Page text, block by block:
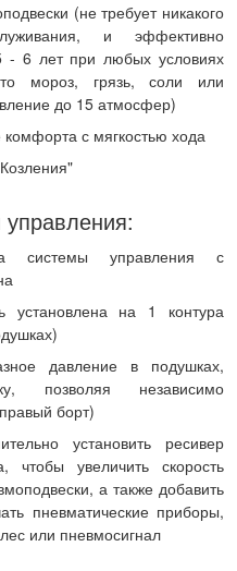
(не требует никакого
и эффективно
- 6 лет при любых условиях
то мороз, грязь, соли или
до 15 атмосфер)
с мягкостью хода
системы управления с
установлена на 1 контура
давление в подушках,
позволяя независимо
борт)
установить ресивер
чтобы увеличить скорость
а также добавить
пневматические приборы,
или пневмосигнал